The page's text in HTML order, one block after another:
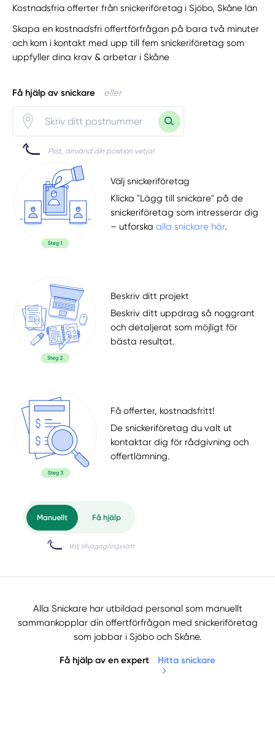
Kostnadsfria offerter från snickeriföretag i Sjöbo, Skåne län
Skapa en kostnadsfri offertförfrågan på bara två minuter
och kom i kontakt med upp till fem snickeriföretag som
uppfyller dina krav & arbetar i Skåne
Få hjälp av snickare eller
Psst, använd din position vetja!
Välj snickeriföretag
Klicka "Lägg till snickare" på de
snickeriföretag som intresserar dig
– utforskaalla snickare här.
Beskriv ditt projekt
Beskriv ditt uppdrag så noggrant
och detaljerat som möjligt för
bästa resultat.
Få offerter, kostnadsfritt!
De snickeriföretag du valt ut
kontaktar dig för rådgivning och
offertlämning.
Alla Snickare har utbildad personal som manuellt
sammankopplar din offertförfrågan med snickeriföretag
som jobbar i Sjöbo och Skåne.
Få hjälp av en expert Hitta snickare